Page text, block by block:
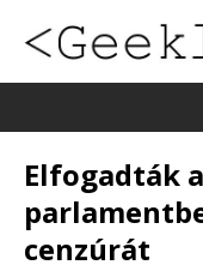
Elfogadták
cenzúrát